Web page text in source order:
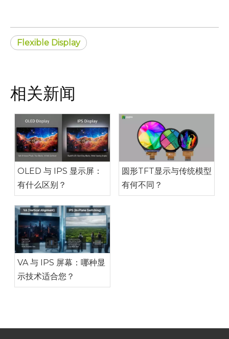
Flexible Display
相关新闻
OLED 与 IPS 显示屏：
有什么区别？
圆形TFT显示与传统模型
有何不同？
VA 与 IPS 屏幕：哪种显
示技术适合您？